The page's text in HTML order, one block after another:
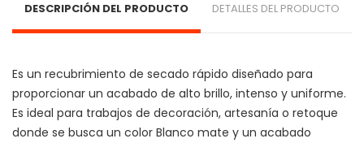
DESCRIPCIÓN DEL PRODUCTO DETALLES DEL PRODUCTO
Es un recubrimiento de secado rápido diseñado para
proporcionar un acabado de alto brillo, intenso y uniforme.
Es ideal para trabajos de decoración, artesanía o retoque
donde se busca un color Blanco mate y un acabado